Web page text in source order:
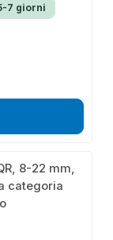
7 giorni